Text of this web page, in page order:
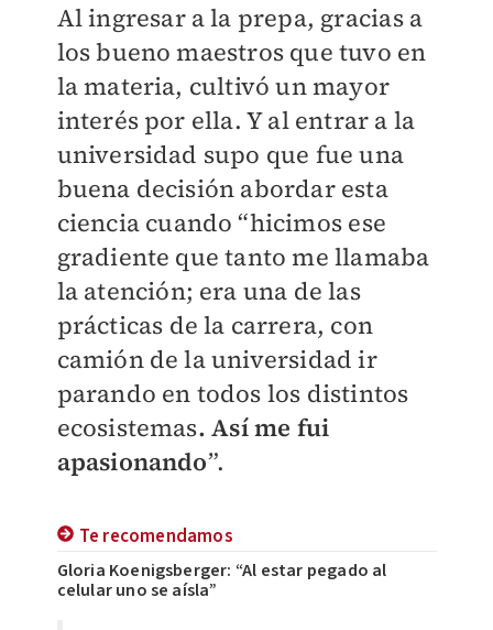
Al ingresar a la prepa, gracias a
los bueno maestros que tuvo en
la materia, cultivó un mayor
interés por ella. Y al entrar a la
universidad supo que fue una
buena decisión abordar esta
ciencia cuando “hicimos ese
gradiente que tanto me llamaba
la atención; era una de las
prácticas de la carrera, con
camión de la universidad ir
parando en todos los distintos
ecosistemas. Así me fui
apasionando”.
Te recomendamos
Gloria Koenigsberger: “Al estar pegado al
celular uno se aísla”